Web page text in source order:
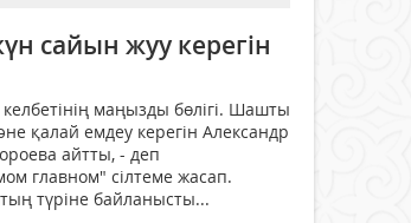
сайын жуу керегін
маңызды бөлігі. Шашты
қалай емдеу керегін Александр
айтты, - деп
главном" сілтеме жасап.
түріне байланысты...